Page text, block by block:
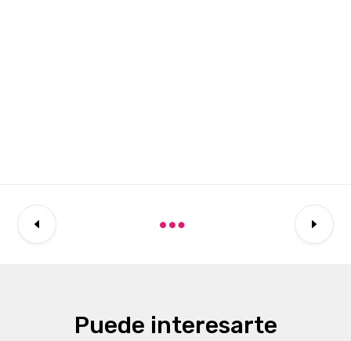
Puede interesarte